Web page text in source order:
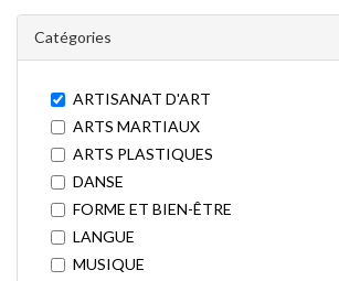
Catégories
ARTISANAT D'ART
ARTS MARTIAUX
ARTS PLASTIQUES
DANSE
FORME ET BIEN-ÊTRE
LANGUE
MUSIQUE